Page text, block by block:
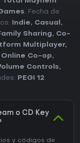
. Fecha de
Indie, Casual ,
Sharing, Co-
Multiplayer,
Online Co-op,
Controls,
PEGI 12.
o CD Key
y códigos de